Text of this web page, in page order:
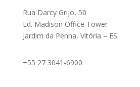
Rua Darcy Grijo, 50
Ed. Madison Office Tower
Jardim da Penha, Vitória – ES.
+55 27 3041-6900